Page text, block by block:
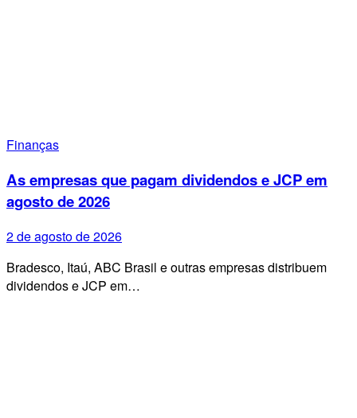
Finanças
As empresas que pagam dividendos e JCP em
agosto de 2026
2 de agosto de 2026
Bradesco, Itaú, ABC Brasil e outras empresas distribuem
dividendos e JCP em…